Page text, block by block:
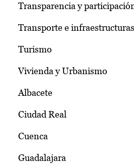
Transparencia y
Transporte e infraestructuras
Turismo
Vivienda y Urbanismo
Albacete
Ciudad Real
Cuenca
Guadalajara